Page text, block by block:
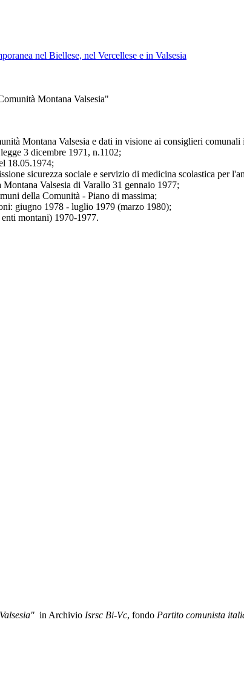
nel Biellese, nel Vercellese e in Valsesia
Montana Valsesia"
Montana Valsesia e dati in visione ai consiglieri comunali
3 dicembre 1971, n.1102;
18.05.1974;
sicurezza sociale e servizio di medicina scolastica per
Valsesia di Varallo 31 gennaio 1977;
della Comunità - Piano di massima;
giugno 1978 - luglio 1979 (marzo 1980);
montani) 1970-1977.
in Archivio Isrsc Bi-Vc, fondo Partito comunista